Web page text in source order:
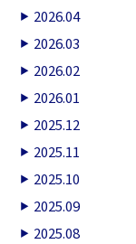
2026.04
2026.03
2026.02
2026.01
2025.12
2025.11
2025.10
2025.09
2025.08